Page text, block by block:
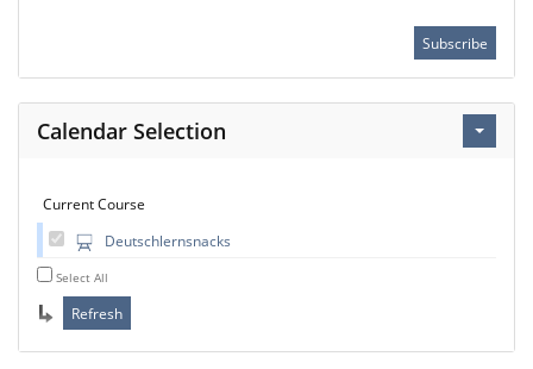
Subscribe
Calendar Selection
Current Course
Deutschlernsnacks
Select All